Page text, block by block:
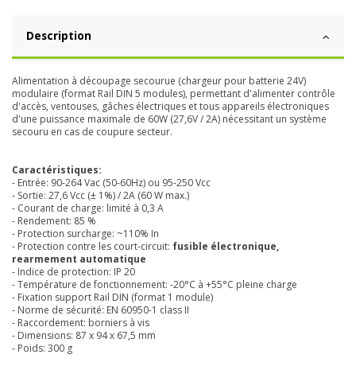
Description
Alimentation à découpage secourue (chargeur pour batterie 24V)
modulaire (format Rail DIN 5 modules), permettant d'alimenter contrôle
d'accès, ventouses, gâches électriques et tous appareils électroniques
d'une puissance maximale de 60W (27,6V / 2A) nécessitant un système
secouru en cas de coupure secteur.
Caractéristiques:
- Entrée: 90-264 Vac (50-60Hz) ou 95-250 Vcc
- Sortie: 27,6 Vcc (± 1%) / 2A (60 W max.)
- Courant de charge: limité à 0,3 A
- Rendement: 85 %
- Protection surcharge: ~110% In
- Protection contre les court-circuit: fusible électronique,
rearmement automatique
- Indice de protection: IP 20
- Température de fonctionnement: -20°C à +55°C pleine charge
- Fixation support Rail DIN (format 1 module)
- Norme de sécurité: EN 60950-1 class II
- Raccordement: borniers à vis
- Dimensions: 87 x 94 x 67,5 mm
- Poids: 300 g